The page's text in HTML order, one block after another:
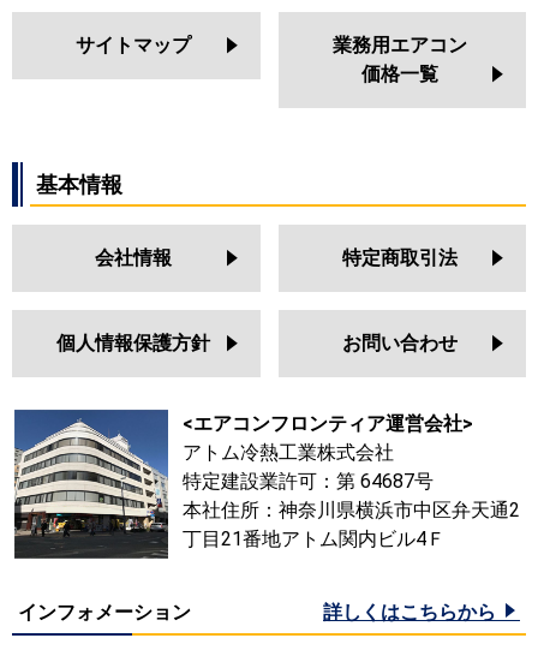
サイトマップ
業務用エアコン
価格一覧
基本情報
会社情報 特定商取引法
個人情報保護方針 お問い合わせ
<エアコンフロンティア運営会社>
アトム冷熱工業株式会社
特定建設業許可：第 64687号
本社住所：神奈川県横浜市中区弁天通2
丁目21番地アトム関内ビル4Ｆ
インフォメーション 詳しくはこちらから